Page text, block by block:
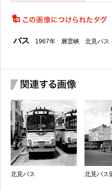
バス 1967年 層雲峡 北見バス
北見バス 北見バス